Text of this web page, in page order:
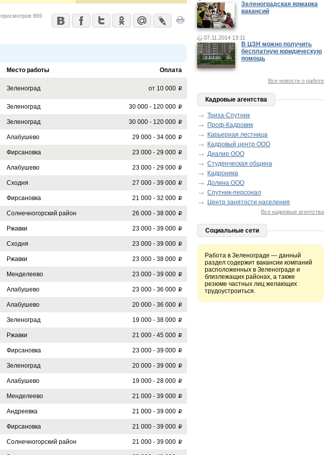
просмотров 869
Место работы Оплата
Зеленоград от 10 000 p
Зеленоград 30 000 - 120 000 p
Зеленоград 30 000 - 120 000 p
Алабушево 29 000 - 34 000 p
Фирсановка 23 000 - 29 000 p
Алабушево 23 000 - 29 000 p
Сходня 27 000 - 39 000 p
Фирсановка 21 000 - 32 000 p
Солнечногорский район 26 000 - 38 000 p
Ржавки 23 000 - 39 000 p
Сходня 23 000 - 39 000 p
Ржавки 23 000 - 38 000 p
Менделеево 23 000 - 39 000 p
Алабушево 23 000 - 36 000 p
Алабушево 20 000 - 36 000 p
Зеленоград 19 000 - 38 000 p
Ржавки 21 000 - 45 000 p
Фирсановка 23 000 - 39 000 p
Зеленоград 20 000 - 39 000 p
Алабушево 19 000 - 28 000 p
Менделеево 21 000 - 39 000 p
Андреевка 21 000 - 39 000 p
Фирсановка 21 000 - 39 000 p
Солнечногорский район 21 000 - 39 000 p
Зеленоградская ярмарка
вакансий
07.11.2014 13:11
В ЦЗН можно получить
бесплатную юридическую
помощь
Все новости о работе
Кадровые агентства
Триза-Спутник
Проф-Кадровик
Карьерная лестница
Кадровый центр ООО
Диалир ООО
Студенческая община
Кадроника
Долина ООО
Спутник-персонал
Центр занятости населения
Все кадровые агентства
Социальные сети
Работа в Зеленограде — данный
раздел содержит вакансии компаний
расположенных в Зеленограде и
близлежащих районах, а также
резюме частных лиц желающих
трудоустроиться.